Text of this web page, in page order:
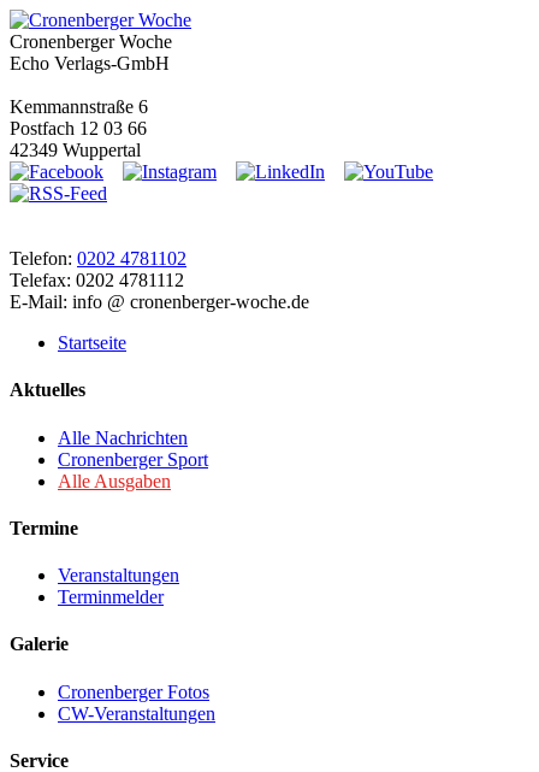
Cronenberger Woche
Echo Verlags-GmbH
Kemmannstraße 6
Postfach 12 03 66
42349 Wuppertal
Telefon: 0202 4781102
Telefax: 0202 4781112
E-Mail: info @ cronenberger-woche.de
Startseite
Aktuelles
Alle Nachrichten
Cronenberger Sport
Alle Ausgaben
Termine
Veranstaltungen
Terminmelder
Galerie
Cronenberger Fotos
CW-Veranstaltungen
Service